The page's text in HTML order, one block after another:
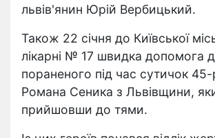
львів'янин Юрій Вербицький.
Також 22 січня до Київської
лікарні № 17 швидка допомога
пораненого під час сутичок 45-
Романа Сеника з Львівщини,
прийшовши до тями.